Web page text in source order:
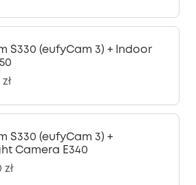
S330 (eufyCam 3) + Indoor
S330 (eufyCam 3) +
Camera E340
zł